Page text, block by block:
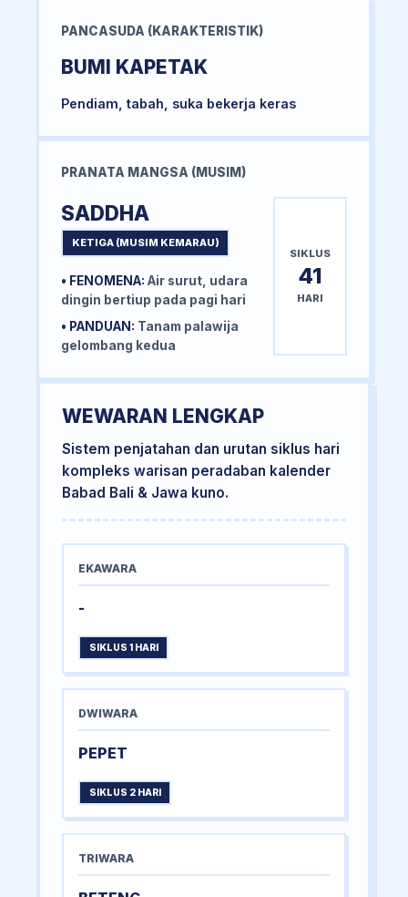
PANCASUDA (KARAKTERISTIK)
BUMI KAPETAK
Pendiam, tabah, suka bekerja keras
PRANATA MANGSA (MUSIM)
SADDHA
KETIGA (MUSIM KEMARAU)
• FENOMENA: Air surut, udara
dingin bertiup pada pagi hari
• PANDUAN: Tanam palawija
gelombang kedua
SIKLUS
41
HARI
WEWARAN LENGKAP
Sistem penjatahan dan urutan siklus hari
kompleks warisan peradaban kalender
Babad Bali & Jawa kuno.
EKAWARA
-
SIKLUS 1 HARI
DWIWARA
PEPET
SIKLUS 2 HARI
TRIWARA